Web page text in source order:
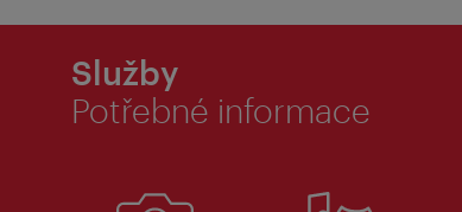
Služby
Potřebné informace